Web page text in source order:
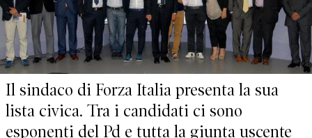
Il sindaco di Forza Italia presenta la sua
lista civica. Tra i candidati ci sono
esponenti del Pd e tutta la giunta uscente